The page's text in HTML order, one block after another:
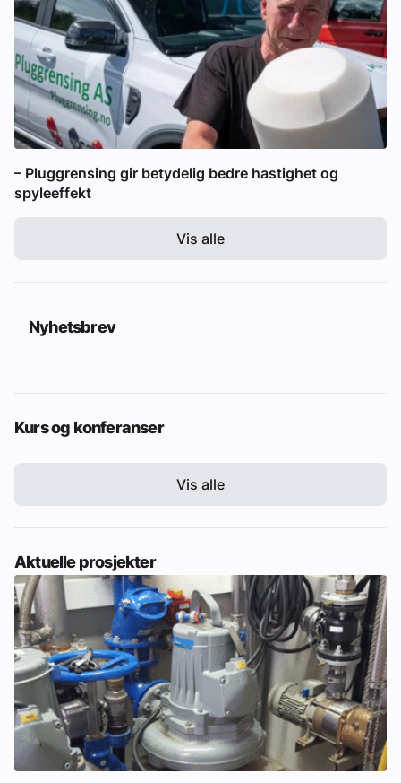
– Pluggrensing gir betydelig bedre hastighet og
spyleeffekt
Vis alle
Nyhetsbrev
Kurs og konferanser
Vis alle
Aktuelle prosjekter